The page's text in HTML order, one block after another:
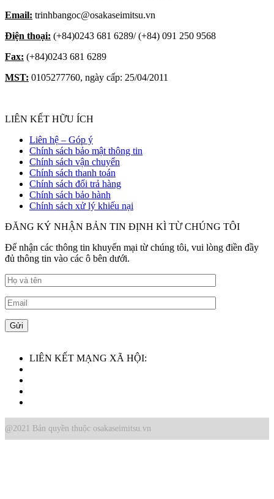
Email: trinhbangoc@osakaseimitsu.vn
Điện thoại: (+84)0243 681 6289/ (+84) 091 250 9568
Fax: (+84)0243 681 6289
MST: 0105277760, ngày cấp: 25/04/2011
LIÊN KẾT HỮU ÍCH
Liên hệ – Góp ý
Chính sách bảo mật thông tin
Chính sách vận chuyển
Chính sách thanh toán
Chính sách đổi trả hàng
Chính sách bảo hành
Chính sách xử lý khiếu nại
ĐĂNG KÝ NHẬN BẢN TIN ĐỊNH KÌ TỪ CHÚNG TÔI
Để nhận các thông tin khuyến mại từ chúng tôi, vui lòng điền đầy
đủ thông tin vào các ô bên dưới.
LIÊN KẾT MẠNG XÃ HỘI:
@2021 Bản quyền thuộc osakaseimitsu.vn